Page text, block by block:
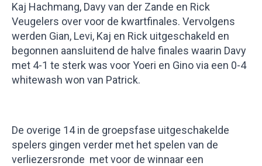
Kaj Hachmang, Davy van der Zande en Rick
Veugelers over voor de kwartfinales. Vervolgens
werden Gian, Levi, Kaj en Rick uitgeschakeld en
begonnen aansluitend de halve finales waarin Davy
met 4-1 te sterk was voor Yoeri en Gino via een 0-4
whitewash won van Patrick.
De overige 14 in de groepsfase uitgeschakelde
spelers gingen verder met het spelen van de
verliezersronde met voor de winnaar een